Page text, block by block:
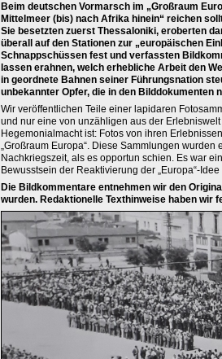
Beim deutschen Vormarsch im „Großraum
Mittelmeer (bis) nach Afrika hinein“ reichen
Sie besetzten zuerst Thessaloniki, eroberten
überall auf den Stationen zur „europäischen
Schnappschüssen fest und verfassten
lassen erahnen, welch erhebliche Arbeit den
in geordnete Bahnen seiner Führungsnation
unbekannter Opfer, die in den Bilddokumenten
Wir veröffentlichen Teile einer lapidaren
und nur eine von unzähligen aus der
Hegemonialmacht ist: Fotos von ihren
„Großraum Europa“. Diese Sammlungen
Nachkriegszeit, als es opportun schien. Es war
Bewusstsein der Reaktivierung der „Europa“-
Die Bildkommentare entnehmen wir den
wurden. Redaktionelle Texthinweise haben wir